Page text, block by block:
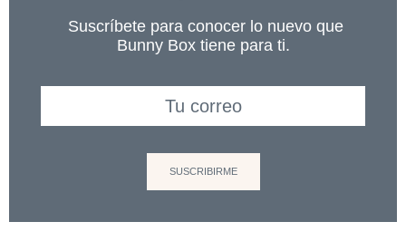
Suscríbete para conocer lo nuevo que
Bunny Box tiene para ti.
SUSCRIBIRME